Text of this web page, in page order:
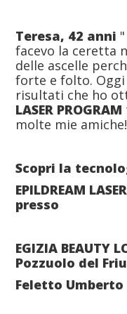
Teresa, 42 anni
facevo la ceretta
delle ascelle
forte e folto.
risultati che ho
LASER PROGRAM
molte mie
Scopri la
EPILDREAM
presso
EGIZIA BEAUTY
Pozzuolo del
Feletto Umberto